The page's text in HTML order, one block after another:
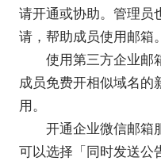
请开通或协助。管理员
请，帮助成员使用邮箱。
使用第三方企业邮
成员免费开相似域名的
用。
开通企业微信邮箱
可以选择「同时发送公